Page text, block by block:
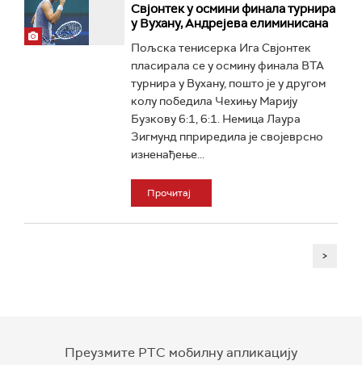
Свјонтек у осмини финала турнира
у Вухану, Андрејева елиминисана
Пољска тенисерка Ига Свјонтек
пласирала се у осмину финала ВТА
турнира у Вухану, пошто је у другом
колу победила Чехињу Марију
Бузкову 6:1, 6:1. Немица Лаура
Зигмунд пприредила је својеврсно
изненађење...
Прочитај
>
Преузмите РТС мобилну апликацију